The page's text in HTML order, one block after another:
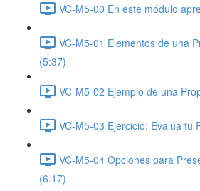
VC-M5-00 En este módulo
VC-M5-01 Elementos de una
(5:37)
VC-M5-02 Ejemplo de una
VC-M5-03 Ejercicio: Evalúa tu
VC-M5-04 Opciones para
(6:17)